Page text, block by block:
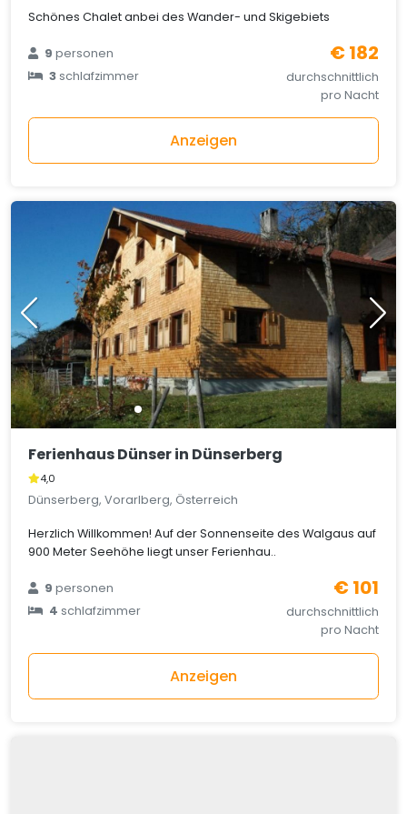
Schönes Chalet anbei des Wander- und Skigebiets
9personen
3schlafzimmer
€ 182
durchschnittlich
pro Nacht
Anzeigen
Ferienhaus Dünser in Dünserberg
4,0
Dünserberg, Vorarlberg, Österreich
Herzlich Willkommen! Auf der Sonnenseite des Walgaus auf
900 Meter Seehöhe liegt unser Ferienhau..
9personen
4schlafzimmer
€ 101
durchschnittlich
pro Nacht
Anzeigen